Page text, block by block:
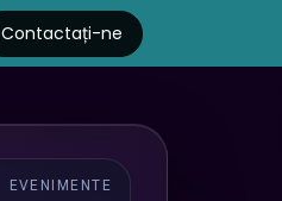
Contactați-ne
EVENIMENTE